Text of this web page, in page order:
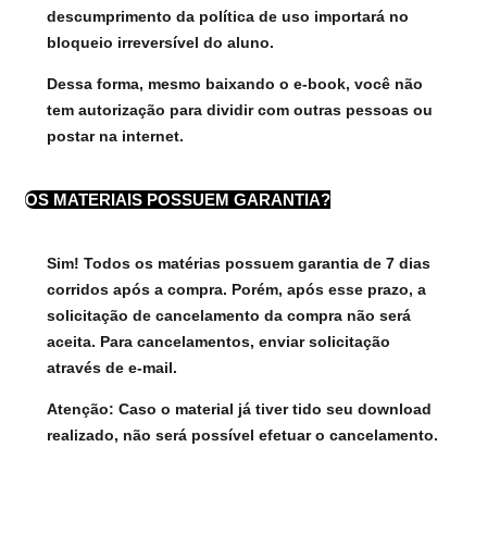
descumprimento da política de uso importará no
bloqueio irreversível do aluno.
Dessa forma, mesmo baixando o e-book, você não
tem autorização para dividir com outras pessoas ou
postar na internet.
OS MATERIAIS POSSUEM GARANTIA?
Sim! Todos os matérias possuem garantia de 7 dias
corridos após a compra. Porém, após esse prazo, a
solicitação de cancelamento da compra não será
aceita. Para cancelamentos, enviar solicitação
através de e-mail.
Atenção: Caso o material já tiver tido seu download
realizado, não será possível efetuar o cancelamento.